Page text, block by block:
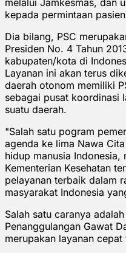
kepada permintaan
Dia bilang, PSC
Presiden No. 4 Tahun
kabupaten/kota di
Layanan ini akan terus
daerah otonom memiliki
sebagai pusat koordinasi
suatu daerah.
"Salah satu pogram
agenda ke lima Nawa
hidup manusia Indonesia,
Kementerian Kesehatan
pelayanan terbaik dalam
masyarakat Indonesia
Salah satu caranya
Penanggulangan Gawat
merupakan layanan